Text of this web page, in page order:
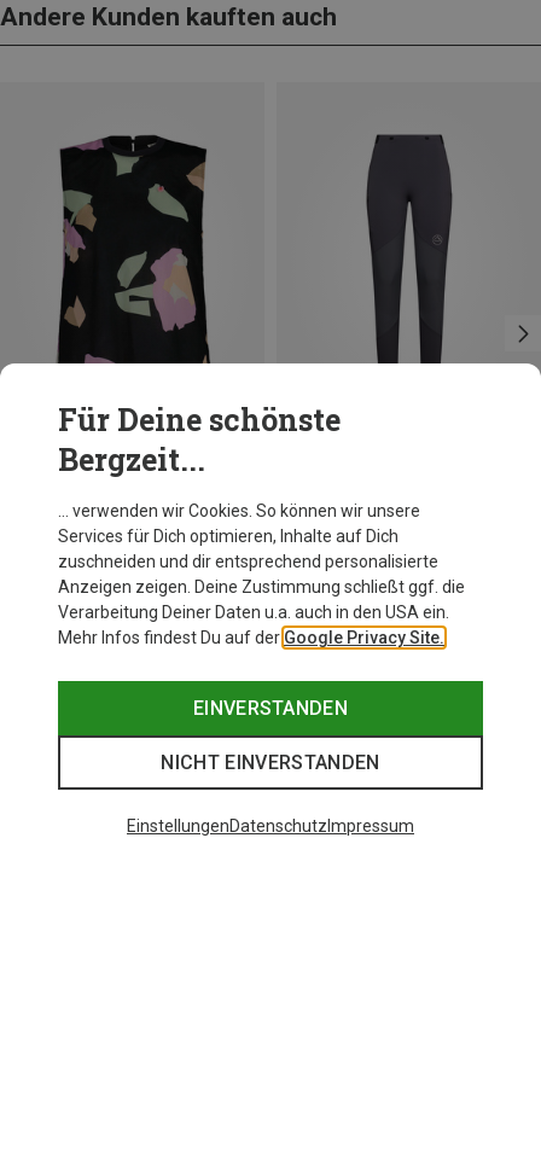
Andere Kunden kauften auch
Du sparst 47%
Für Deine schönste
Bergzeit...
… verwenden wir Cookies. So können wir unsere
Services für Dich optimieren, Inhalte auf Dich
zuschneiden und dir entsprechend personalisierte
Anzeigen zeigen. Deine Zustimmung schließt ggf. die
Verarbeitung Deiner Daten u.a. auch in den USA ein.
Mehr Infos findest Du auf der Google Privacy Site.
EINVERSTANDEN
NICHT EINVERSTANDEN
EinstellungenDatenschutz Impressum